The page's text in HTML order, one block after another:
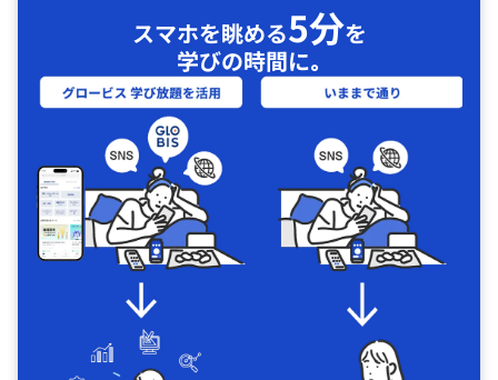
スマホを眺める5分を
学びの時間に｡